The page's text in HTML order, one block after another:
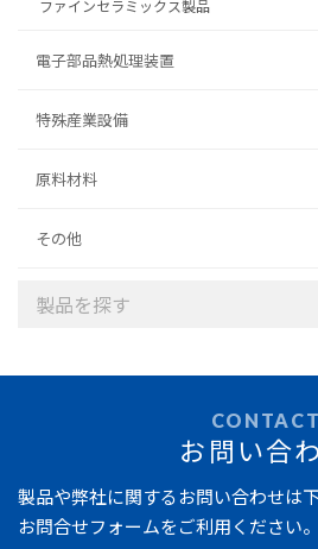
ファインセラミックス製品
電子部品熱処理装置
特殊産業設備
原料材料
その他
CONTACT
お問い合
製品や弊社に関するお問い合わせは
お問合せフォームをご利用ください。